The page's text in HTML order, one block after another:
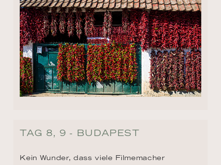
TAG 8, 9 - BUDAPEST
Kein Wunder, dass viele Filmemacher